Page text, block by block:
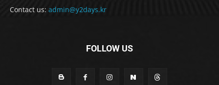
Contact us: admin@y2days.kr
FOLLOW US